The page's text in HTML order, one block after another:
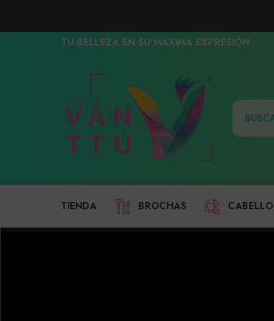
TU BELLEZA EN SU MAXIMA EXPRESIÓN
TIENDA BROCHAS CABELLO